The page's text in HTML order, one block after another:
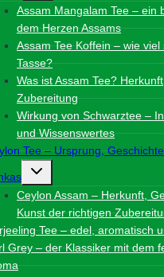
Assam Mangalam Tee – ein
dem Herzen Assams
Assam Tee Koffein – wie
Tasse?
Was ist Assam Tee?
Zubereitung
Wirkung von Schwarztee –
und Wissenswertes
Tee – Ursprung,
Untermenü
Ceylon Assam – Herkunft,
Kunst der richtigen
Tee – edel, aromatisch
Grey – der Klassiker mit dem